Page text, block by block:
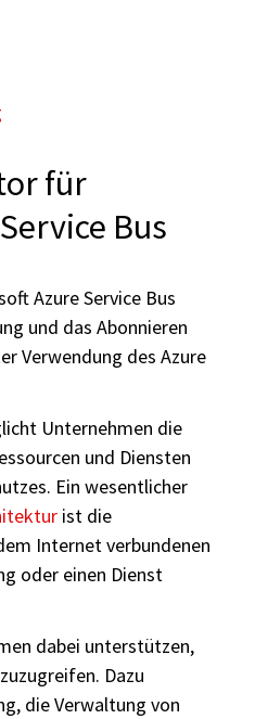
für
Bus
Azure Service Bus
und das Abonnieren
Verwendung des Azure
Unternehmen die
und Diensten
Ein wesentlicher
ist die
Internet verbundenen
oder einen Dienst
dabei unterstützen,
Dazu
die Verwaltung von